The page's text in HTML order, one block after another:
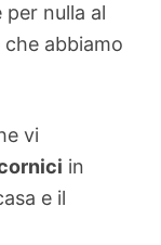
nulla al
abbiamo
vi
in
e il